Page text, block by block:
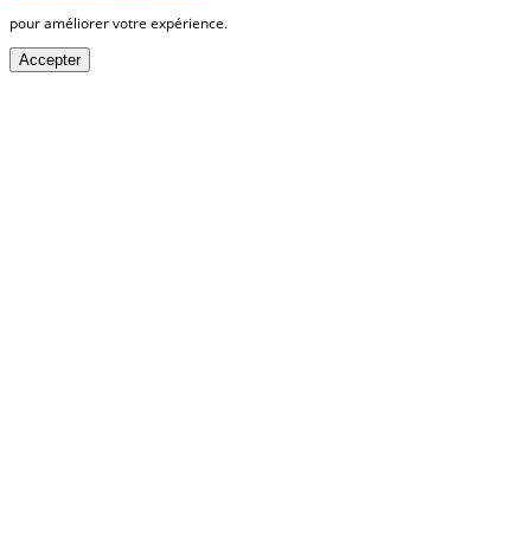
pour améliorer votre expérience.
Accepter